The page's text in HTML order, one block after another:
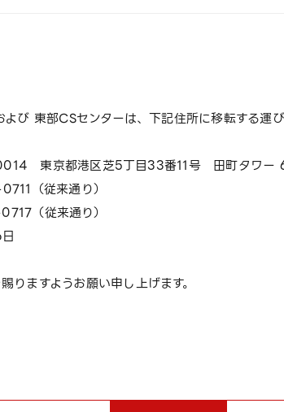
び 東部CSセンターは、下記住所に移転する運び
東京都港区芝5丁目33番11号 田町タワー
（従来通り）
（従来通り）
りますようお願い申し上げます。